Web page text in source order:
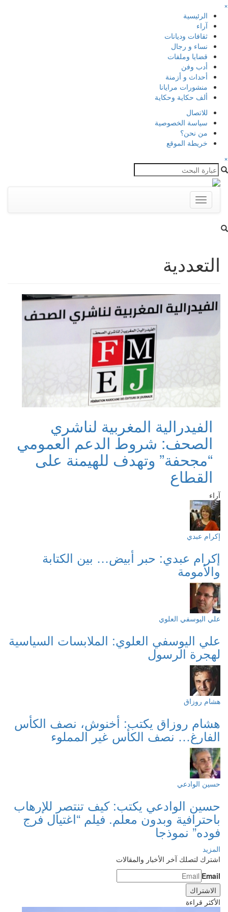
×
الرئيسية
آراء
ثقافات وديانات
نساء و رجال
قضايا وملفات
أدب وفن
أحداث و أزمنة
منشورات مرايانا
ألف حكاية وحكاية
للاتصال
سياسة الخصوصية
من نحن؟
خريطة الموقع
×
Toggle
navigation
التعددية
الفيدرالية المغربية لناشري
الصحف: شروط الدعم العمومي
“مجحفة” وتهدف للهيمنة على
القطاع
آراء
إكرام عبدي
إكرام عبدي: حبر أبيض… بين الكتابة
والأمومة
علي اليوسفي العلوي
علي اليوسفي العلوي: الملابسات السياسية
لهجرة الرسول
هشام روزاق
هشام روزاق يكتب: أخنوش، نصف الكأس
الفارغ… نصف الكأس غير المملوء
حسين الوادعي
حسين الوادعي يكتب: كيف تنتصر للإرهاب
باحترافية وبدون معلم. فيلم “اغتيال فرج
فوده” نموذجا
المزيد
اشترك لتصلك آخر الأخبار والمقالات
Email
الأكثر قراءة